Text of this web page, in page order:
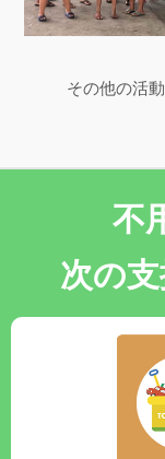
その他の活
不
次の